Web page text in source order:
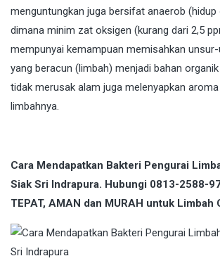
menguntungkan juga bersifat anaerob (hidup
dimana minim zat oksigen (kurang dari 2,5
mempunyai kemampuan memisahkan
yang beracun (limbah) menjadi bahan
tidak merusak alam juga melenyapkan
limbahnya.
Cara Mendapatkan Bakteri Pengurai
Siak Sri Indrapura. Hubungi 0813-2588-
TEPAT, AMAN dan MURAH untuk Limbah